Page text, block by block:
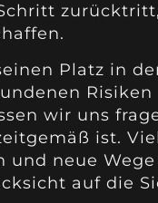
Platz in
Risiken
wir uns
ist.
und neue
auf die